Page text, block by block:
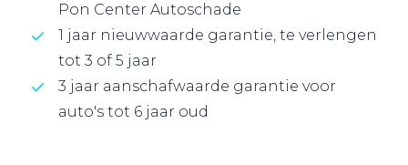
Pon Center Autoschade
1 jaar nieuwwaarde garantie, te verlengen
tot 3 of 5 jaar
3 jaar aanschafwaarde garantie voor
auto's tot 6 jaar oud